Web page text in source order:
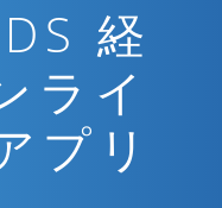
経
ライ
プリ